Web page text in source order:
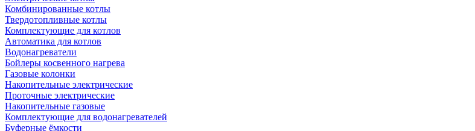
Комбинированные котлы
Твердотопливные котлы
Комплектующие для котлов
Автоматика для котлов
Водонагреватели
Бойлеры косвенного нагрева
Газовые колонки
Накопительные электрические
Проточные электрические
Накопительные газовые
Комплектующие для водонагревателей
Буферные ёмкости